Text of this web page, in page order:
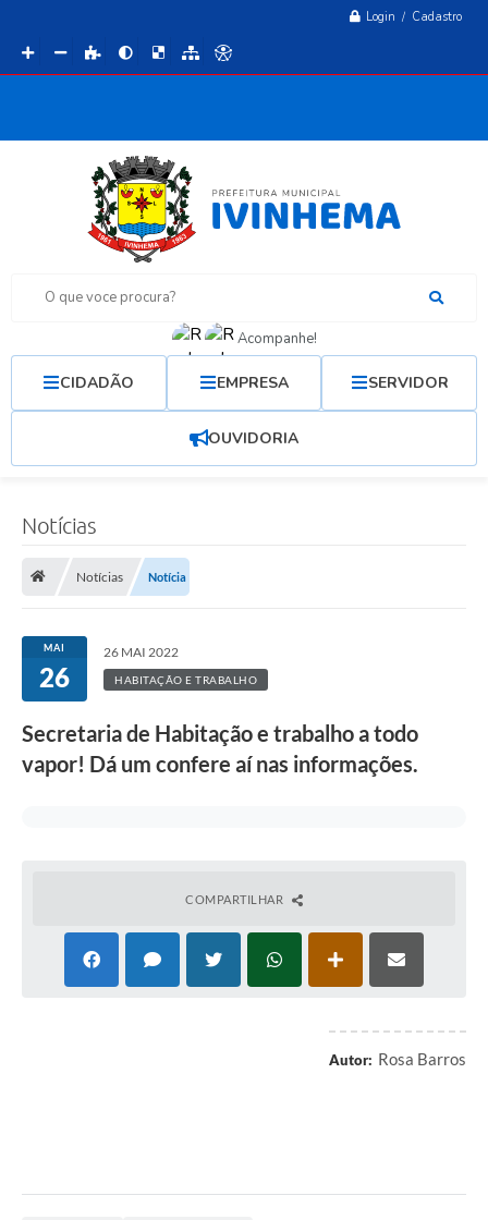
Login / Cadastro
O que voce procura?
Acompanhe!
CIDADÃO EMPRESA SERVIDOR
OUVIDORIA
Notícias
Notícias Notícia
MAI
26
26 MAI 2022
HABITAÇÃO E TRABALHO
Secretaria de Habitação e trabalho a todo
vapor! Dá um confere aí nas informações.
COMPARTILHAR
Autor: Rosa Barros